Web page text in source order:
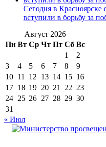
Сегодня в Красноярске
вступили в борьбу за
Август 2026
Пн Вт Ср Чт Пт Сб Вс
1
2
3
4 5 6 7 8
9
10 11 12 13 14 15 16
17 18 19 20 21 22 23
24 25 26 27 28 29 30
31
« Июл